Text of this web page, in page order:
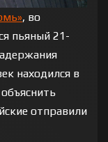
, во
пьяный 21-
находился в
отправили